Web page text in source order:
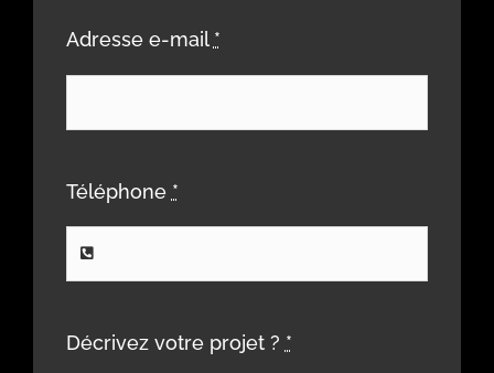
Adresse e-mail *
Téléphone *
Décrivez votre projet ? *